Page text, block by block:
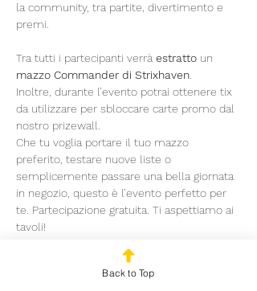
la community, tra partite, divertimento e
premi.
Tra tutti i partecipanti verrà estratto un
mazzo Commander di Strixhaven
Inoltre, durante l’evento potrai ottenere tix
da utilizzare per sbloccare carte promo dal
nostro prizewall.
Che tu voglia portare il tuo mazzo
preferito, testare nuove liste o
semplicemente passare una bella giornata
in negozio, questo è l’evento perfetto per
te. Partecipazione gratuita. Ti aspettiamo ai
tavoli!
Back to Top